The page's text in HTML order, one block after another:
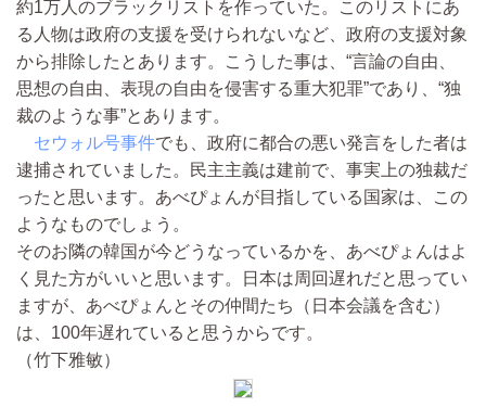
約1万人のブラックリストを作っていた。このリストにあ
る人物は政府の支援を受けられないなど、政府の支援対象
から排除したとあります。こうした事は、“言論の自由、
思想の自由、表現の自由を侵害する重大犯罪”であり、“独
裁のような事”とあります。
セウォル号事件でも、政府に都合の悪い発言をした者は
逮捕されていました。民主主義は建前で、事実上の独裁だ
ったと思います。あべぴょんが目指している国家は、この
ようなものでしょう。
そのお隣の韓国が今どうなっているかを、あべぴょんはよ
く見た方がいいと思います。日本は周回遅れだと思ってい
ますが、あべぴょんとその仲間たち（日本会議を含む）
は、100年遅れていると思うからです。
（竹下雅敏）